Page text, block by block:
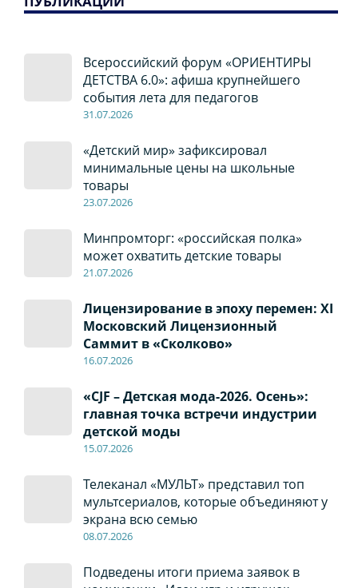
Всероссийский форум «ОРИЕНТИРЫ
ДЕТСТВА 6.0»: афиша крупнейшего
события лета для педагогов
31.07.2026
«Детский мир» зафиксировал
минимальные цены на школьные
товары
23.07.2026
Минпромторг: «российская полка»
может охватить детские товары
21.07.2026
Лицензирование в эпоху перемен: XI
Московский Лицензионный
Саммит в «Сколково»
16.07.2026
«CJF – Детская мода-2026. Осень»:
главная точка встречи индустрии
детской моды
15.07.2026
Телеканал «МУЛЬТ» представил топ
мультсериалов, которые объединяют у
экрана всю семью
08.07.2026
Подведены итоги приема заявок в